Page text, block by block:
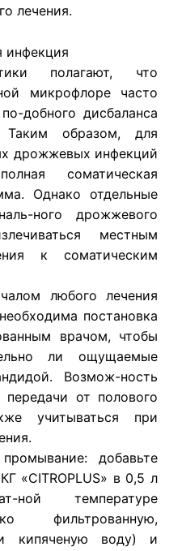
лечения.
инфекция
полагают, что
микрофлоре часто
добного дисбаланса
образом, для
дрожжевых инфекций
соматическая
Однако отдельные
ного дрожжевого
местным
к соматическим
любого лечения
постановка
врачом, чтобы
ли ощущаемые
Возмож-ность
от полового
учитываться при
добавьте
«CITROPLUS» в 0,5 л
температуре
фильтрованную,
кипяченую воду) и